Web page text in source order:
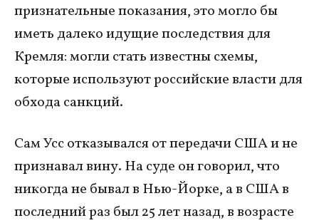
признательные показания, это могло бы
иметь далеко идущие последствия для
Кремля: могли стать известны схемы,
которые используют российские власти для
обхода санкций.
Сам Усс отказывался от передачи США и не
признавал вину. На суде он говорил, что
никогда не бывал в Нью-Йорке, а в США в
последний раз был 25 лет назад, в возрасте